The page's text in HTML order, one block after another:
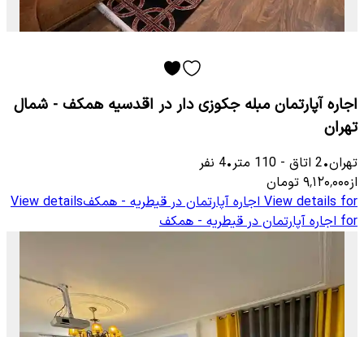
اجاره آپارتمان مبله جکوزی دار در اقدسیه همکف - شمال
تهران
تهران•
2 اتاق -
110 متر•
4 نفر
از۹٬۱۲۰٬۰۰۰ تومان
View details for اجاره آپارتمان در قیطریه - همکفView details
for اجاره آپارتمان در قیطریه - همکف